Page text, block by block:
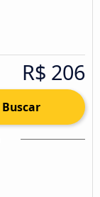
R$ 206
Buscar